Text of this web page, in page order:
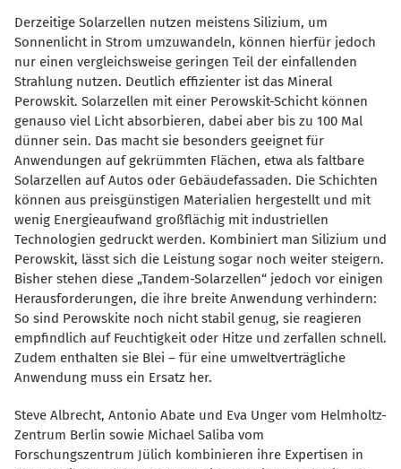
Derzeitige Solarzellen nutzen meistens Silizium, um
Sonnenlicht in Strom umzuwandeln, können hierfür jedoch
nur einen vergleichsweise geringen Teil der einfallenden
Strahlung nutzen. Deutlich effizienter ist das Mineral
Perowskit. Solarzellen mit einer Perowskit-Schicht können
genauso viel Licht absorbieren, dabei aber bis zu 100 Mal
dünner sein. Das macht sie besonders geeignet für
Anwendungen auf gekrümmten Flächen, etwa als faltbare
Solarzellen auf Autos oder Gebäudefassaden. Die Schichten
können aus preisgünstigen Materialien hergestellt und mit
wenig Energieaufwand großflächig mit industriellen
Technologien gedruckt werden. Kombiniert man Silizium und
Perowskit, lässt sich die Leistung sogar noch weiter steigern.
Bisher stehen diese „Tandem-Solarzellen“ jedoch vor einigen
Herausforderungen, die ihre breite Anwendung verhindern:
So sind Perowskite noch nicht stabil genug, sie reagieren
empfindlich auf Feuchtigkeit oder Hitze und zerfallen schnell.
Zudem enthalten sie Blei – für eine umweltverträgliche
Anwendung muss ein Ersatz her.
Steve Albrecht, Antonio Abate und Eva Unger vom Helmholtz-
Zentrum Berlin sowie Michael Saliba vom
Forschungszentrum Jülich kombinieren ihre Expertisen in